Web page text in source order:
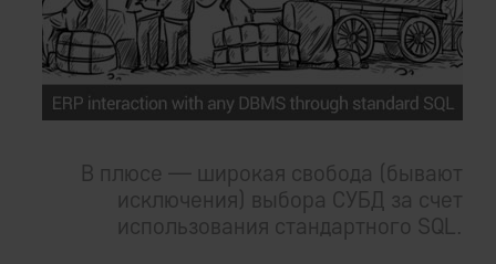
В плюсе — широкая свобода (бывают
исключения) выбора СУБД за счет
использования стандартного SQL.